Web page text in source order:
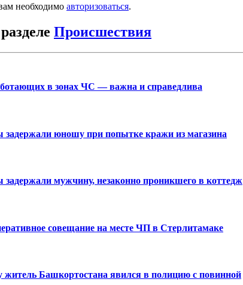
необходимо авторизоваться.
Происшествия
в зонах ЧС — важна и справедлива
юношу при попытке кражи из магазина
мужчину, незаконно проникшего в коттедж
совещание на месте ЧП в Стерлитамаке
Башкортостана явился в полицию с повинной